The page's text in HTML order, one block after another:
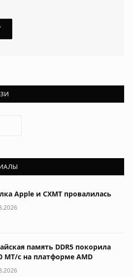
Apple и CXMT провалилась
память DDR5 покорила
МТ/с на платформе AMD